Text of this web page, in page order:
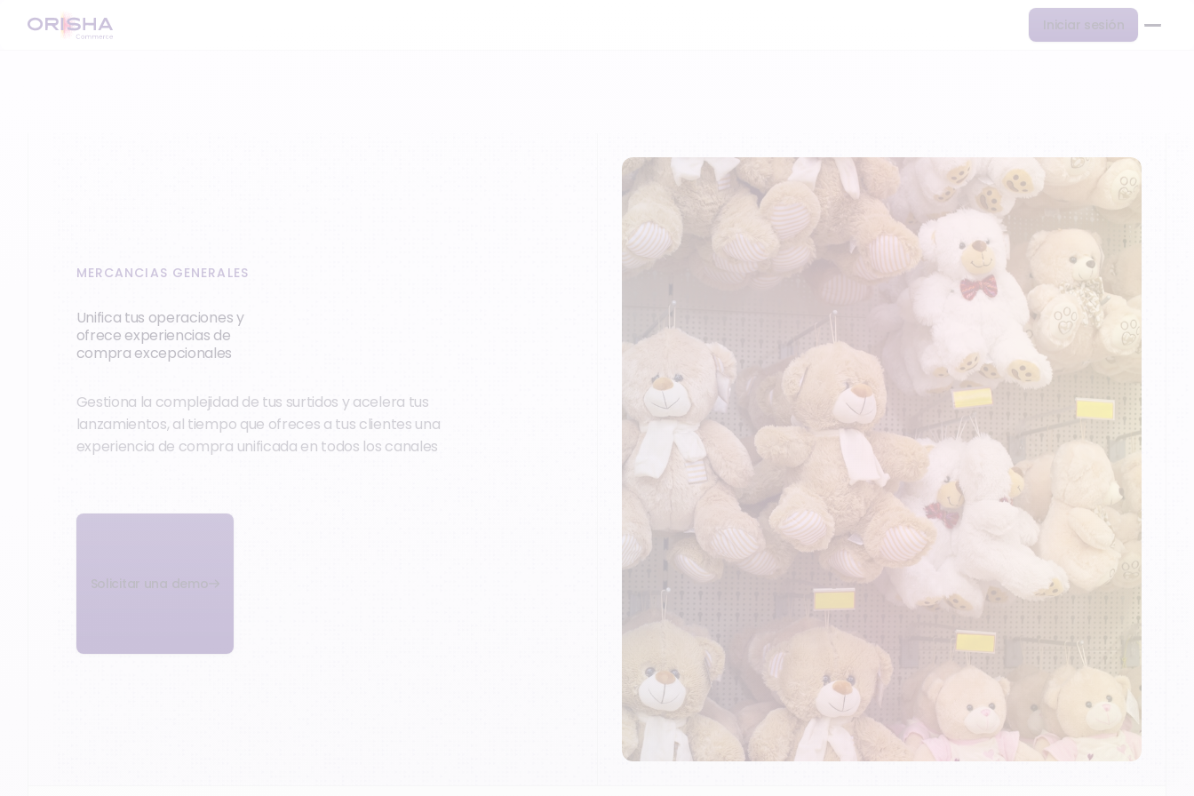
Iniciar sesión
MERCANCIAS GENERALES
Unifica tus operaciones y
ofrece experiencias de
compra excepcionales
Gestiona la complejidad de tus surtidos y acelera tus
lanzamientos, al tiempo que ofreces a tus clientes una
experiencia de compra unificada en todos los canales
Solicitar una demo